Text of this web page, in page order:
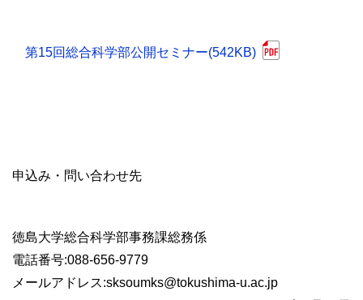
第15回総合科学部公開セミナー(542KB)
申込み・問い合わせ先
徳島大学総合科学部事務課総務係
電話番号:088-656-9779
メールアドレス:sksoumks@tokushima-u.ac.jp